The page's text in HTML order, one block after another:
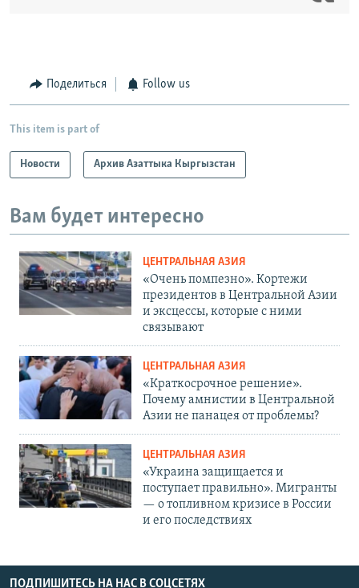
Поделиться Follow us
This item is part of
Новости Архив Азаттыка Кыргызстан
Вам будет интересно
ЦЕНТРАЛЬНАЯ АЗИЯ
«Очень помпезно». Кортежи
президентов в Центральной Азии
и эксцессы, которые с ними
связывают
ЦЕНТРАЛЬНАЯ АЗИЯ
«Краткосрочное решение».
Почему амнистии в Центральной
Азии не панацея от проблемы?
ЦЕНТРАЛЬНАЯ АЗИЯ
«Украина защищается и
поступает правильно». Мигранты
— о топливном кризисе в России
и его последствиях
ПОДПИШИТЕСЬ НА НАС В СОЦСЕТЯХ